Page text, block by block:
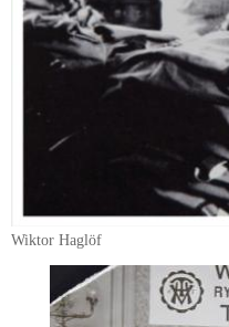
Wiktor Haglöf